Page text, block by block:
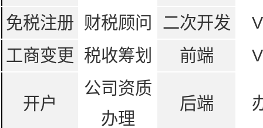
免税注册 财税顾问 二次开发
工商变更
税收筹划 前端
开户
公司资质
办理
后端